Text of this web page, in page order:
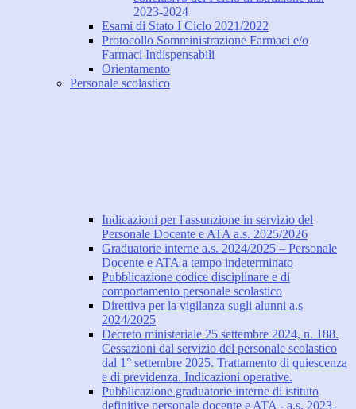
2023-2024
Esami di Stato I Ciclo 2021/2022
Protocollo Somministrazione Farmaci e/o
Farmaci Indispensabili
Orientamento
Personale scolastico
Indicazioni per l'assunzione in servizio del
Personale Docente e ATA a.s. 2025/2026
Graduatorie interne a.s. 2024/2025 – Personale
Docente e ATA a tempo indeterminato
Pubblicazione codice disciplinare e di
comportamento personale scolastico
Direttiva per la vigilanza sugli alunni a.s
2024/2025
Decreto ministeriale 25 settembre 2024, n. 188.
Cessazioni dal servizio del personale scolastico
dal 1° settembre 2025. Trattamento di quiescenza
e di previdenza. Indicazioni operative.
Pubblicazione graduatorie interne di istituto
definitive personale docente e ATA - a.s. 2023-